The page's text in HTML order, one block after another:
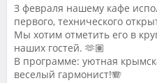
З февраля нашему кафе
первого, технического
Мы хотим отметить его в
наших гостей. 🫶🏽
В программе: уютная
веселый гармонист!🪗